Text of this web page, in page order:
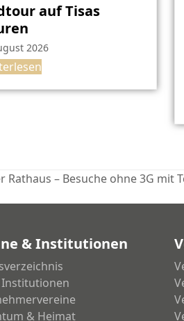
auf Tisas
2026
– Besuche ohne 3G mit
& Institutionen
Institutionen
& Heimat